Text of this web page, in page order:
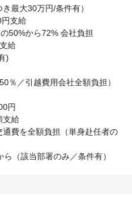
最大30万円/条件有）
円支給
50%から72% 会社負担
給
)
％／引越費用会社全額負担）
円
支給
通費を全額負担（単身赴任者の
（該当部署のみ／条件有）